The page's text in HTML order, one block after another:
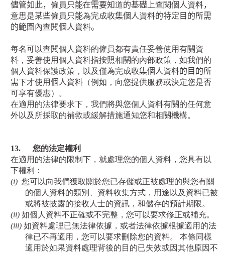
儘管如此，僱員 只能在需要知道的基礎上查閱個人資料，
意思是某些僱員 只能為完成收集個人資料的特定目的所需
的範圍內查閱個人資料。
每名可以查閱個人資料的僱員都有責任妥善使用有關資
料，妥善使用個人資料指按照相關的內部政策，如我們的
個人資料保護政策，以及僅為完成收集個人資料的目的所
需下才使用個人資料（例如，向您提供服務或決定您是否
可享有優惠）。
在適用的法律要求下，我們將與您個人資料有關的任何意
外以及所採取的補救或緩解措施通知您和相關機構。
13.
您的法定權利
在適用的法律的限制下，就處理您的個人資料，您具有以
下權利：
(i) 您可以向我們獲取關於您已存儲或正被處理的與您有關
的個人資料的類別、資料收集方式，用途以及資料已被
或將被披露的接收人士的資訊，和儲存的預計期限。
(ii) 如個人資料不正確或不完整，您可以要求修正或補充。
(iii) 如資料處理已無法律依據，或者法律依據根據適用的法
律已不再適用，您可以要求刪除您的資料。 本條同樣
適用於如果資料處理背後的目的已失效或因其他原因不